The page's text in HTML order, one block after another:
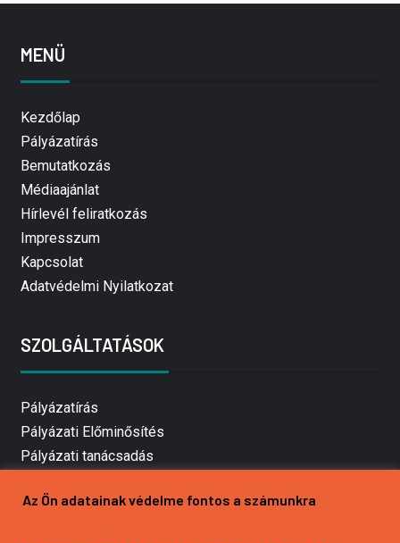
MENÜ
Kezdőlap
Pályázatírás
Bemutatkozás
Médiaajánlat
Hírlevél feliratkozás
Impresszum
Kapcsolat
Adatvédelmi Nyilatkozat
SZOLGÁLTATÁSOK
Pályázatírás
Pályázati Előminősítés
Pályázati tanácsadás
Mezőgazdasági pályázatírás
Az Ön adatainak védelme fontos a számunkra